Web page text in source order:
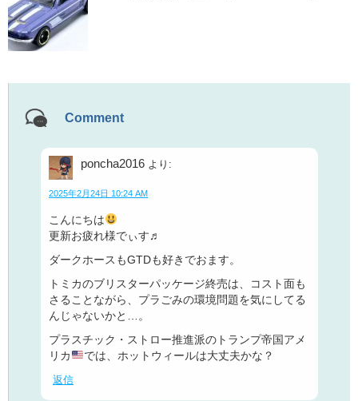
Comment
poncha2016 より:
2025年2月24日 10:24 AM
こんにちは
更新お疲れ様でぃす♬
ダークホースもGTDも好きでおます。
トミカのブリスターパッケージ終売は、コスト面も
さることながら、プラごみの環境問題を気にしてる
んじゃないかと…。
プラスチック・ストロー推進派のトランプ帝国アメ
リカ
では、ホットウィールは大丈夫かな？
返信